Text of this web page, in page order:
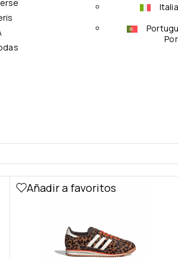
Añadir a favoritos